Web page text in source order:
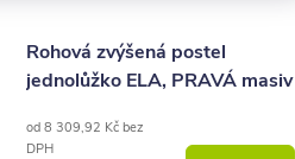
Rohová zvýšená postel
jednolůžko ELA, PRAVÁ masiv
od 8 309,92 Kč bez
DPH